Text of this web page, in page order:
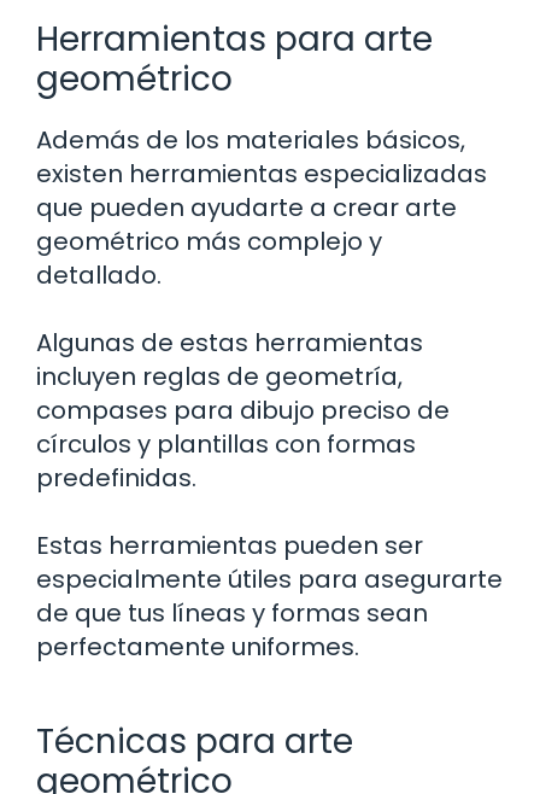
Herramientas para arte
geométrico
Además de los materiales básicos,
existen herramientas especializadas
que pueden ayudarte a crear arte
geométrico más complejo y
detallado.
Algunas de estas herramientas
incluyen reglas de geometría,
compases para dibujo preciso de
círculos y plantillas con formas
predefinidas.
Estas herramientas pueden ser
especialmente útiles para asegurarte
de que tus líneas y formas sean
perfectamente uniformes.
Técnicas para arte
geométrico